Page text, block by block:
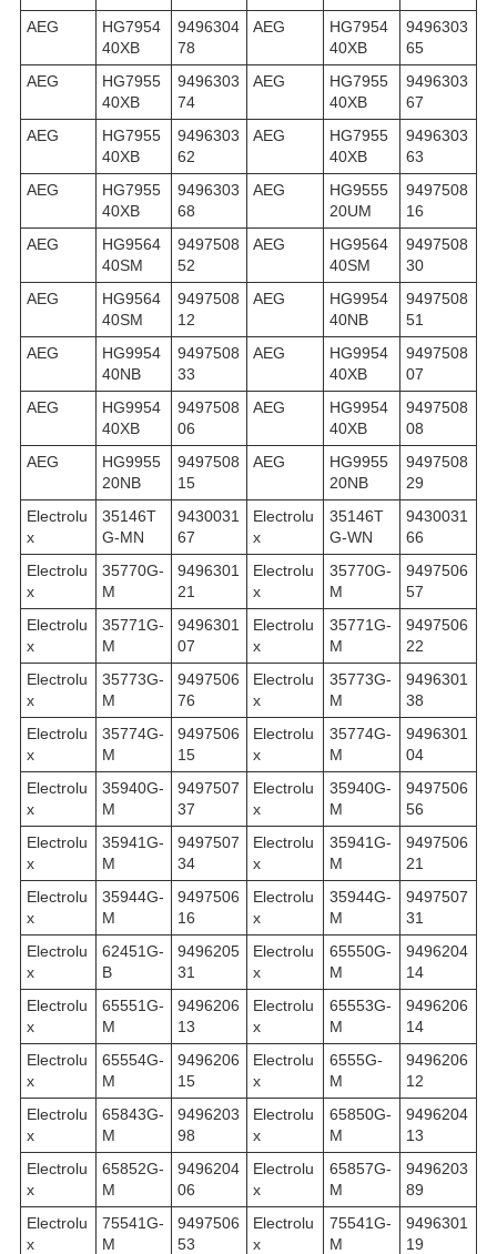
AEG
HG7954
40XB
9496304
78
AEG
HG7954
40XB
9496303
65
AEG
HG7955
40XB
9496303
74
AEG
HG7955
40XB
9496303
67
AEG
HG7955
40XB
9496303
62
AEG
HG7955
40XB
9496303
63
AEG
HG7955
40XB
9496303
68
AEG
HG9555
20UM
9497508
16
AEG
HG9564
40SM
9497508
52
AEG
HG9564
40SM
9497508
30
AEG
HG9564
40SM
9497508
12
AEG
HG9954
40NB
9497508
51
AEG
HG9954
40NB
9497508
33
AEG
HG9954
40XB
9497508
07
AEG
HG9954
40XB
9497508
06
AEG
HG9954
40XB
9497508
08
AEG
HG9955
20NB
9497508
15
AEG
HG9955
20NB
9497508
29
Electrolu
x
35146T
G-MN
9430031
67
Electrolu
x
35146T
G-WN
9430031
66
Electrolu
x
35770G-
M
9496301
21
Electrolu
x
35770G-
M
9497506
57
Electrolu
x
35771G-
M
9496301
07
Electrolu
x
35771G-
M
9497506
22
Electrolu
x
35773G-
M
9497506
76
Electrolu
x
35773G-
M
9496301
38
Electrolu
x
35774G-
M
9497506
15
Electrolu
x
35774G-
M
9496301
04
Electrolu
x
35940G-
M
9497507
37
Electrolu
x
35940G-
M
9497506
56
Electrolu
x
35941G-
M
9497507
34
Electrolu
x
35941G-
M
9497506
21
Electrolu
x
35944G-
M
9497506
16
Electrolu
x
35944G-
M
9497507
31
Electrolu
x
62451G-
B
9496205
31
Electrolu
x
65550G-
M
9496204
14
Electrolu
x
65551G-
M
9496206
13
Electrolu
x
65553G-
M
9496206
14
Electrolu
x
65554G-
M
9496206
15
Electrolu
x
6555G-
M
9496206
12
Electrolu
x
65843G-
M
9496203
98
Electrolu
x
65850G-
M
9496204
13
Electrolu
x
65852G-
M
9496204
06
Electrolu
x
65857G-
M
9496203
89
Electrolu
x
75541G-
M
9497506
53
Electrolu
x
75541G-
M
9496301
19